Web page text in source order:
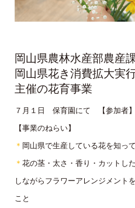
岡山県農林水産部農産
岡山県花き消費拡大実
主催の花育事業
７月１日 保育園にて 【参加者
【事業のねらい】
＊ 岡山県で生産している花を知っ
＊ 花の茎・太さ・香り・カットし
しながらフラワーアレンジメント
こと